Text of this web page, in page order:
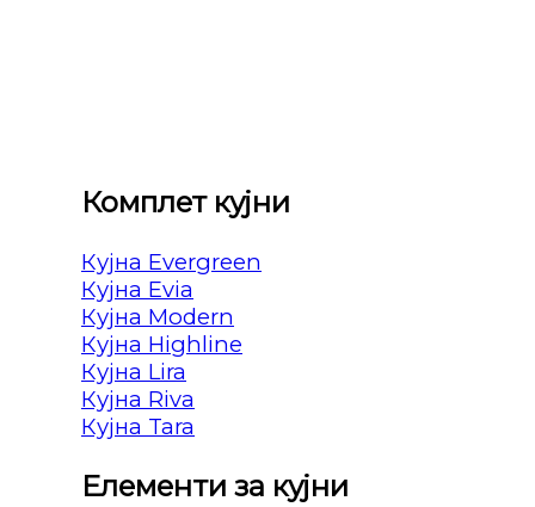
Комплет кујни
Кујна Evergreen
Кујна Evia
Кујна Modern
Кујна Highline
Кујна Lira
Кујна Riva
Кујна Tara
Елементи за кујни